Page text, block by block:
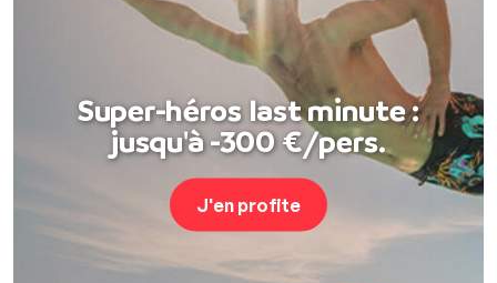
Super-héros last minute :
jusqu'à -300 €/pers.
J'en profite